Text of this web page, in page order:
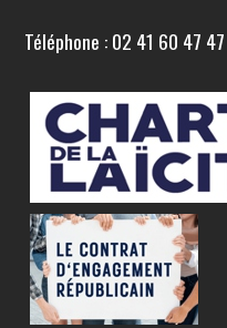
Téléphone : 02 41 60 47 47